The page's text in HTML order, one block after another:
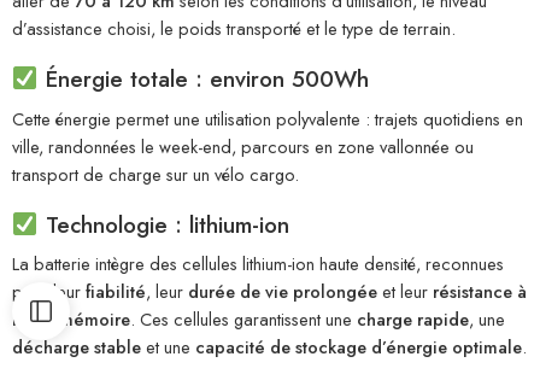
d’assistance choisi, le poids transporté et le type de terrain.
Énergie totale : environ 500Wh
Cette énergie permet une utilisation polyvalente : trajets quotidiens en
ville, randonnées le week-end, parcours en zone vallonnée ou
transport de charge sur un vélo cargo.
Technologie : lithium-ion
La batterie intègre des cellules lithium-ion haute densité, reconnues
pour leurfiabilité, leur durée de vie prolongéeet leur résistance à
l’effet mémoire. Ces cellules garantissent une charge rapide, une
décharge stableet une capacité de stockage d’énergie optimale.